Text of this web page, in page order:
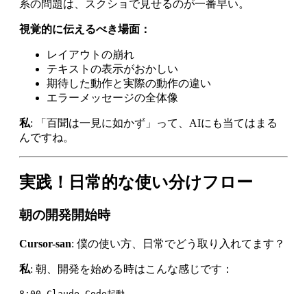
系の問題は、スクショで見せるのが一番早い。
視覚的に伝えるべき場面：
レイアウトの崩れ
テキストの表示がおかしい
期待した動作と実際の動作の違い
エラーメッセージの全体像
私: 「百聞は一見に如かず」って、AIにも当てはまる
んですね。
実践！日常的な使い分けフロー
朝の開発開始時
Cursor-san: 僕の使い方、日常でどう取り入れてます？
私: 朝、開発を始める時はこんな感じです：